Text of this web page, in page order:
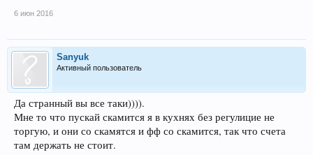
6 июн 2016
Sanyuk
Активный пользователь
Да странный вы все таки)))).
Мне то что пускай скамится я в кухнях без регулицие не
торгую, и они со скамятся и фф со скамится, так что счета
там держать не стоит.